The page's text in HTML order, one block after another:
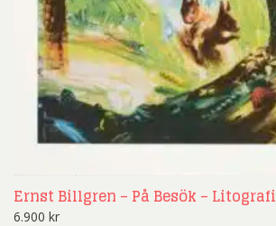
Ernst Billgren – På Besök – Litografi
6.900 kr